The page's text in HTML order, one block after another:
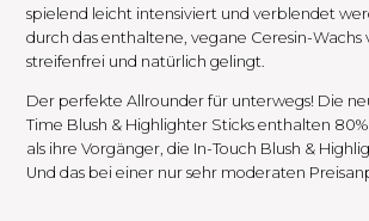
spielend leicht intensiviert und verblendet
durch das enthaltene, vegane Ceresin-Wachs
streifenfrei und natürlich gelingt.
Der perfekte Allrounder für unterwegs! Die
Time Blush & Highlighter Sticks enthalten
als ihre Vorgänger, die In-Touch Blush &
Und das bei einer nur sehr moderaten